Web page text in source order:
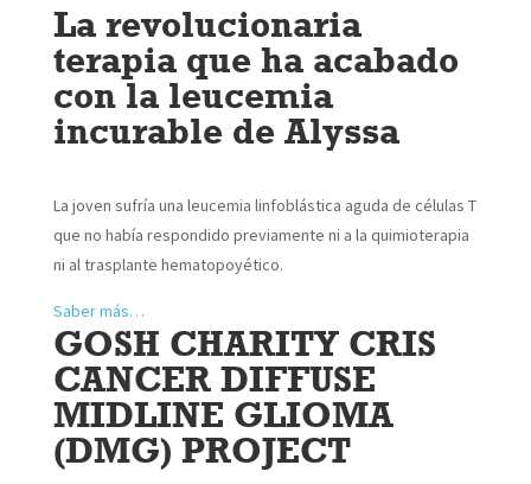
La revolucionaria
terapia que ha acabado
con la leucemia
incurable de Alyssa
La joven sufría una leucemia linfoblástica aguda de células T
que no había respondido previamente ni a la quimioterapia
ni al trasplante hematopoyético.
Saber más…
GOSH CHARITY CRIS
CANCER DIFFUSE
MIDLINE GLIOMA
(DMG) PROJECT